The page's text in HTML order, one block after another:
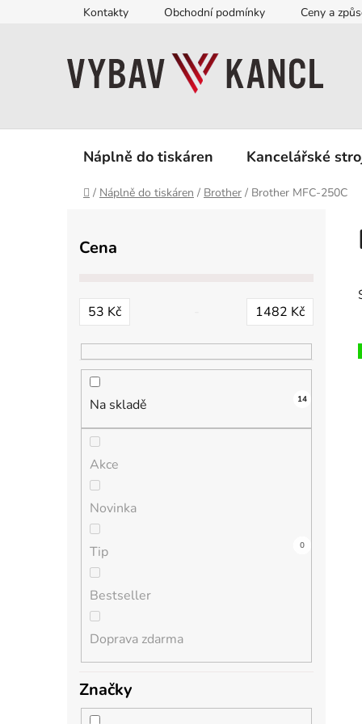
Kontakty Obchodní podmínky Ceny a
Náplně do tiskáren Kancelářské
Domů
/ Náplně do tiskáren / Brother / Brother MFC-250C
Cena
53 Kč 1482 Kč
Na skladě 14
Akce
0
Novinka
0
Tip 0
Bestseller
0
Doprava zdarma
0
Značky